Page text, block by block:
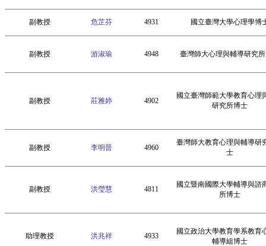
副教授 危芷芬 4931 國立臺灣大學心理學博
副教授 游淑瑜 4948 臺灣師大心理與輔導研究
副教授 莊雅婷 4902
國立臺灣師範大學教育心理
研究所博士
副教授 李明晉 4960
臺灣師大教育心理與輔導研
士
副教授 洪瑩慧 4811
國立暨南國際大學輔導與諮
所博士
助理教授 洪兆祥 4933
國立政治大學教育學系教育
輔導組博士